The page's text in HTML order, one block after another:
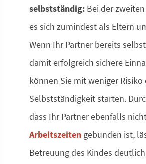
selbstständig: Bei der
es sich zumindest als Eltern
Wenn Ihr Partner bereits
damit erfolgreich sichere
können Sie mit weniger
Selbstständigkeit starten.
dass Ihr Partner ebenfalls
Arbeitszeiten gebunden ist,
Betreuung des Kindes